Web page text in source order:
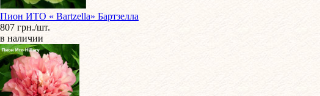
Пион ИТО « Bartzella» Бартзелла
807 грн./шт.
в наличии